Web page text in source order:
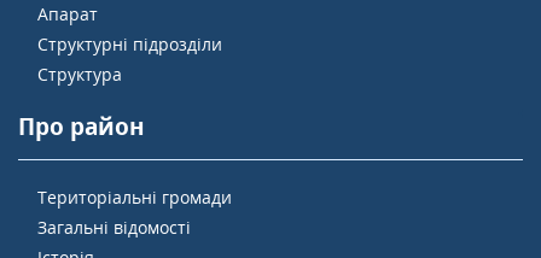
Апарат
Структурні підрозділи
Структура
Про район
Територіальні громади
Загальні відомості